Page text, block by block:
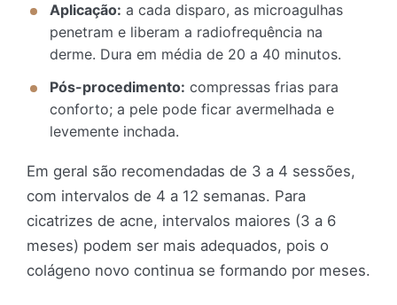
Aplicação: a cada disparo, as microagulhas
penetram e liberam a radiofrequência na
derme. Dura em média de 20 a 40 minutos.
Pós-procedimento: compressas frias para
conforto; a pele pode ficar avermelhada e
levemente inchada.
Em geral são recomendadas de 3 a 4 sessões,
com intervalos de 4 a 12 semanas. Para
cicatrizes de acne, intervalos maiores (3 a 6
meses) podem ser mais adequados, pois o
colágeno novo continua se formando por meses.